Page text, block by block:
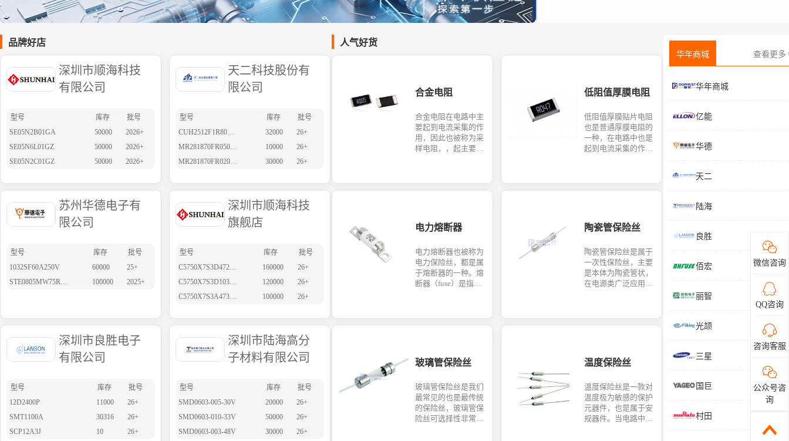
华年商城 查看更多
华年商城
亿能
华德
天二
陆海
良胜
佰宏
丽智
光颉
三星
国巨
村田
品牌好店
深圳市顺海科技
有限公司
型号 库存
批号
SE05N2B01GA
50000
2026+
SE05N6L01GZ
50000
2026+
SE05N2C01GZ
50000 2026+
天二科技股份有
限公司
型号 库存
批号
CUH2512F1R80E04Z
32000
26+
MR281870FR050RZ
10000
26+
MR281870FR020RZ
30000 26+
苏州华德电子有
限公司
型号 库存
批号
1032SF60A250V
60000
25+
STE0805MW75R010F
100000 2025+
深圳市顺海科技
旗舰店
型号 库存
批号
C5750X7S3D472K200KA
160000
26+
C5750X7S3D103K250KA
120000
26+
C5750X7S3A473K250KA
100000 26+
深圳市良胜电子
有限公司
型号 库存
批号
12D2400P
11000
26+
SMT1100A
30316
26+
SCP12A3J
10 26+
深圳市陆海高分
子材料有限公司
型号 库存
批号
SMD0603-005-30V
20000
26+
SMD0603-010-33V
50000
26+
SMD0603-003-48V
30000 26+
人气好货
合金电阻
合金电阻在电路中主
要起到电流采集的作
用，因此也被称为采
样电阻，，起主要核
电动势能等特性，广
华年商城提供合金电
阻一站式线上采购，
现货，且提供原厂技
术支持。
低阻值厚膜电阻
低阻值厚膜贴片电阻
也是普通厚膜电阻的
一种，在电路中也是
起到电流采集的作
池保护板以及电源管
牌有：丽智，天二，
光颉，国巨等。华年
购买服务且提供技术
支持。
电力熔断器
电力熔断器也被称为
电力保险丝，都是属
于熔断器的一种。熔
断器（fuse）是指当
的一种电器。熔断器
自身产生的热量使熔
体熔化，从而使电路
制成的一种电流保护
器。熔断器广泛应用
于高低压配电系统和
控制系统以及用电设
陶瓷管保险丝
陶瓷管保险丝是属于
一次性保险丝，主要
是本体为陶瓷管状，
在电源类广泛应用。
泛，逐步取代传统的
玻璃管保险丝
玻璃管保险丝是我们
最常见的也是最传统
的保险丝，玻璃管保
险丝可选择性非常广
温度保险丝
温度保险丝是一款对
温度极为敏感的保护
元器件，也是属于安
规器件。当电路中温
微信咨询
QQ咨询
咨询客服
公众号咨
询